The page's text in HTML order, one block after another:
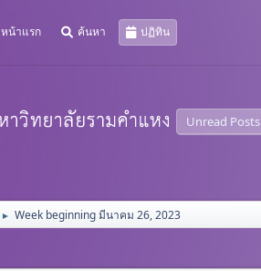
หน้าแรก ค้นหา ปฏิทิน
Unread Posts
► Week beginning มีนาคม 26, 2023